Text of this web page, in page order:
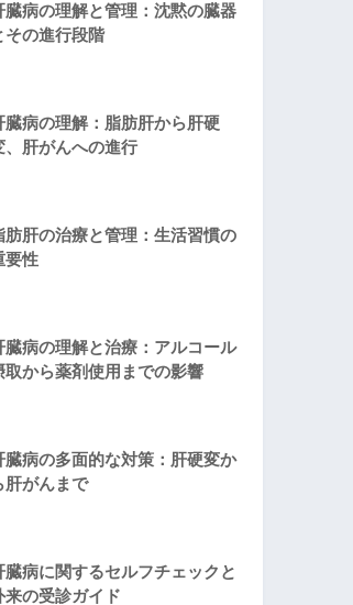
臓病の理解と管理：沈黙の臓器
その進行段階
臓病の理解：脂肪肝から肝硬
、肝がんへの進行
肪肝の治療と管理：生活習慣の
要性
臓病の理解と治療：アルコール
取から薬剤使用までの影響
臓病の多面的な対策：肝硬変か
肝がんまで
臓病に関するセルフチェックと
来の受診ガイド